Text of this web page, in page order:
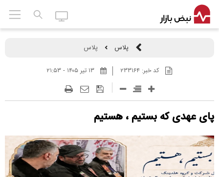
پلاس پلاس
کد خبر:۲۳۳۱۶۴ ۱۳ تير ۱۴۰۵ - ۲۱:۵۳
پای عهدی که بستیم ، هستیم